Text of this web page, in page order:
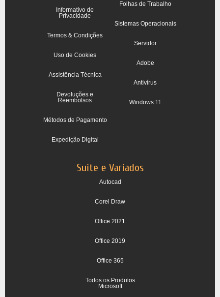
Informativo de
Privacidade
Termos & Condições
Uso de Cookies
Assistência Técnica
Devoluções e
Reembolsos
Métodos de Pagamento
Expedição Digital
Folhas de Trabalho
Sistemas Operacionais
Servidor
Adobe
Antivírus
Windows 11
Suite e Variados
Autocad
Corel Draw
Office 2021
Office 2019
Office 365
Todos os Produtos
Microsoft